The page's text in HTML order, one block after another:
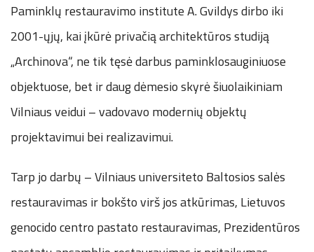
Paminklų restauravimo institute A. Gvildys dirbo iki
2001-ųjų, kai įkūrė privačią architektūros studiją
„Archinova“, ne tik tęsė darbus paminklosauginiuose
objektuose, bet ir daug dėmesio skyrė šiuolaikiniam
Vilniaus veidui – vadovavo modernių objektų
projektavimui bei realizavimui.
Tarp jo darbų – Vilniaus universiteto Baltosios salės
restauravimas ir bokšto virš jos atkūrimas, Lietuvos
genocido centro pastato restauravimas, Prezidentūros